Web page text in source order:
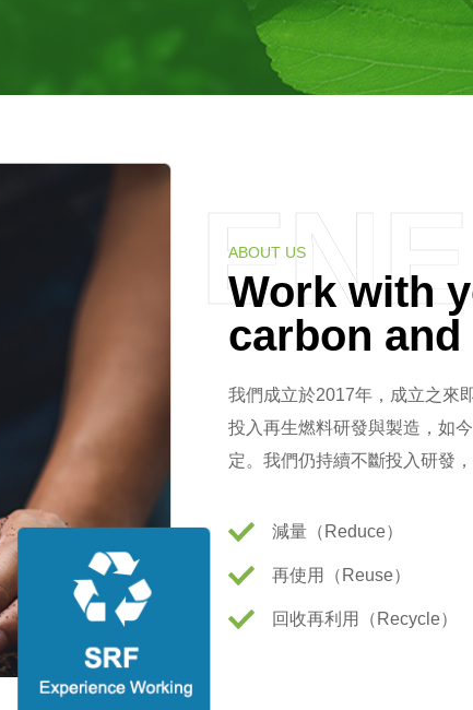
ABOUT US
Work with
carbon and
我們成立於2017年，成立之來
投入再生燃料研發與製造，如
定。我們仍持續不斷投入研發
減量（Reduce）
再使用（Reuse）
回收再利用（Recycle）